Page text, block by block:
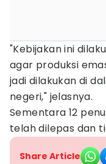
"Kebijakan ini
agar produksi
jadi dilakukan di
negeri," jelasnya.
Sementara 12
telah dilepas dan
Share Article